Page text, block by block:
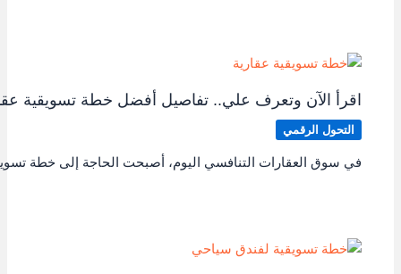
اقرأ الآن وتعرف علي.. تفاصيل أفضل خطة تسويقية
التحول الرقمي
في سوق العقارات التنافسي اليوم، أصبحت الحاجة إلى خطة